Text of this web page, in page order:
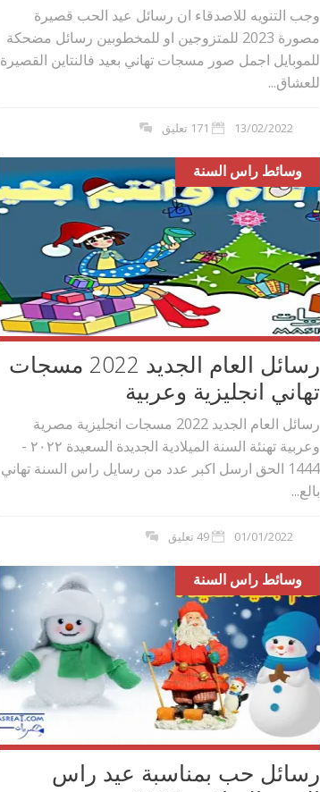
وجب التنويه للاصدقاء ان رسائل عيد الحب قصيرة
مصورة 2023 للمتزوجين او للمخطوبين رسائل مضحكة
للموبايل اجمل صور مسجات تهاني بعيد فالنتاين القصيرة
للعشاق...
13/02/2022 171 تعليق
وسائط راس السنة
رسائل العام الجديد 2022 مسجات
تهاني انجليزية وعربية
رسائل العام الجديد 2022 مسجات انجليزية مصرية
وعربية تهنئة السنة الميلادية الجديدة السعيدة ٢٠٢٢ -
1444 الحق ارسل اكبر عدد من رسايل راس السنة تهاني
بالع...
01/01/2022 49 تعليق
وسائط راس السنة
رسائل حب بمناسبة عيد راس